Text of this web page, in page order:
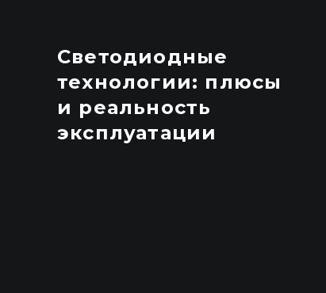
Светодиодные
технологии: плюсы
и реальность
эксплуатации